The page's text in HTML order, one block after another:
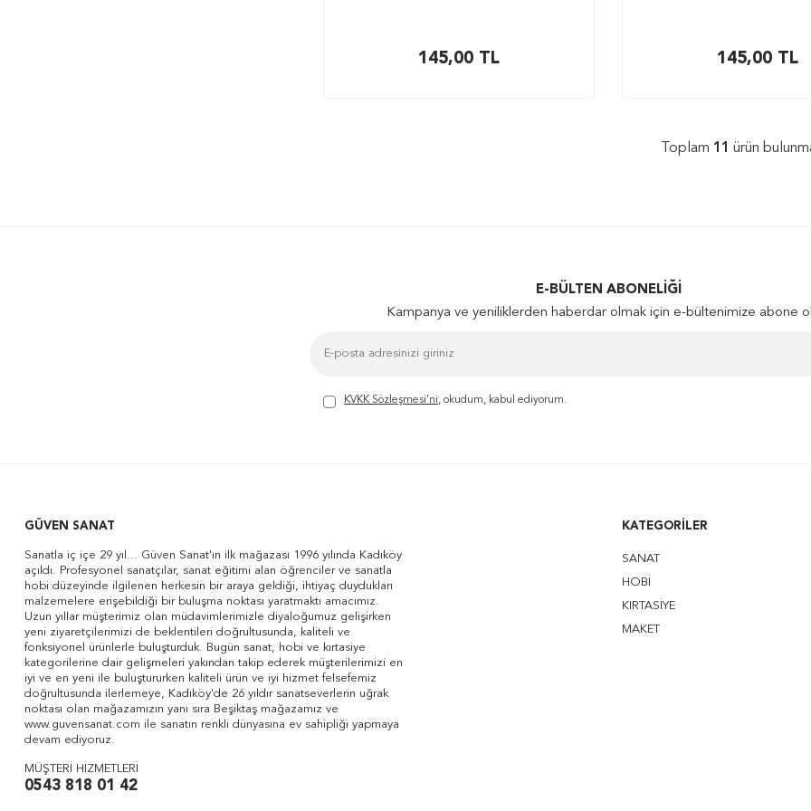
145,00 TL 145,00 TL
Toplam 11 ürün
E-BÜLTEN ABONELIĞI
Kampanya ve yeniliklerden haberdar olmak için e-bültenimize abone
KVKK Sözleşmesi'ni, okudum, kabul ediyorum.
GÜVEN SANAT
Sanatla iç içe 29 yıl... Güven Sanat'ın ilk mağazası 1996 yılında Kadıköy
açıldı. Profesyonel sanatçılar, sanat eğitimi alan öğrenciler ve sanatla
hobi düzeyinde ilgilenen herkesin bir araya geldiği, ihtiyaç duydukları
malzemelere erişebildiği bir buluşma noktası yaratmaktı amacımız.
Uzun yıllar müşterimiz olan müdavimlerimizle diyaloğumuz gelişirken
yeni ziyaretçilerimizi de beklentileri doğrultusunda, kaliteli ve
fonksiyonel ürünlerle buluşturduk. Bugün sanat, hobi ve kırtasiye
kategorilerine dair gelişmeleri yakından takip ederek müşterilerimizi en
iyi ve en yeni ile buluştururken kaliteli ürün ve iyi hizmet felsefemiz
doğrultusunda ilerlemeye, Kadıköy'de 26 yıldır sanatseverlerin uğrak
noktası olan mağazamızın yanı sıra Beşiktaş mağazamız ve
www.guvensanat.com ile sanatın renkli dünyasına ev sahipliği yapmaya
devam ediyoruz.
MÜŞTERİ HİZMETLERİ
0543 818 01 42
KATEGORILER
SANAT
HOBİ
KIRTASİYE
MAKET